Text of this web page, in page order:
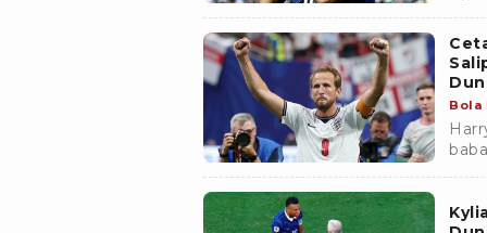
Bola